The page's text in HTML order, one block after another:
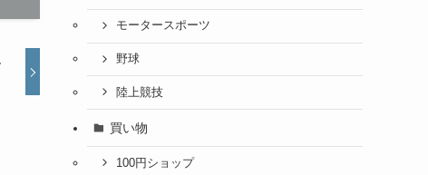
モータースポーツ
野球
陸上競技
買い物
100円ショップ